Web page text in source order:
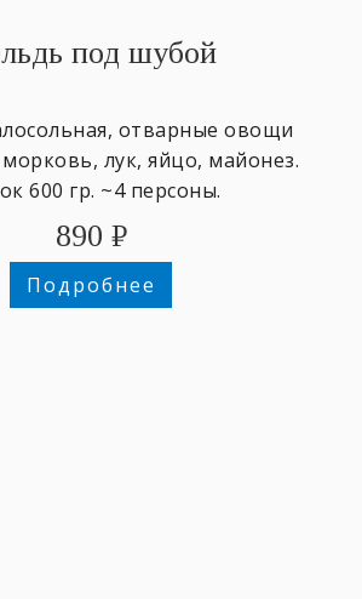
под шубой
отварные овощи
лук, яйцо, майонез.
600 гр. ~4 персоны.
890 ₽
Подробнее